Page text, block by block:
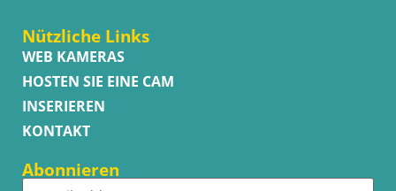
Nützliche Links
WEB KAMERAS
HOSTEN SIE EINE CAM
INSERIEREN
KONTAKT
Abonnieren